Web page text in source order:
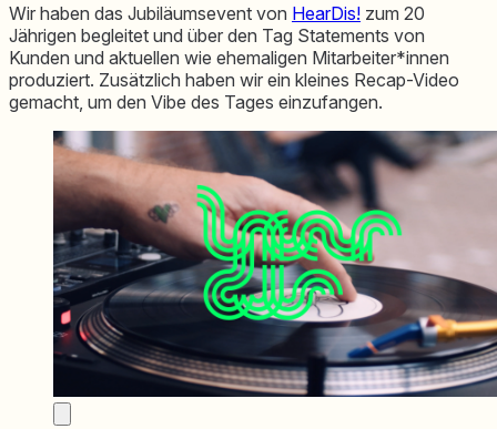
Wir haben das Jubiläumsevent von HearDis! zum 20
Jährigen begleitet und über den Tag Statements von
Kunden und aktuellen wie ehemaligen Mitarbeiter*innen
produziert. Zusätzlich haben wir ein kleines Recap-Video
gemacht, um den Vibe des Tages einzufangen.